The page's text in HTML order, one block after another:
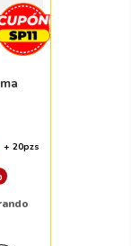
+ 20pzs